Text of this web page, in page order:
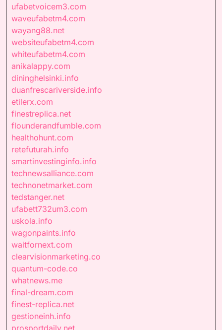
ufabetvoicem3.com
waveufabetm4.com
wayang88.net
websiteufabetm4.com
whiteufabetm4.com
anikalappy.com
dininghelsinki.info
duanfrescariverside.info
etilerx.com
finestreplica.net
flounderandfumble.com
healthohunt.com
retefuturah.info
smartinvestinginfo.info
technewsalliance.com
technonetmarket.com
tedstanger.net
ufabett732um3.com
uskola.info
wagonpaints.info
waitfornext.com
clearvisionmarketing.co
quantum-code.co
whatnews.me
final-dream.com
finest-replica.net
gestioneinh.info
prosportdaily.net